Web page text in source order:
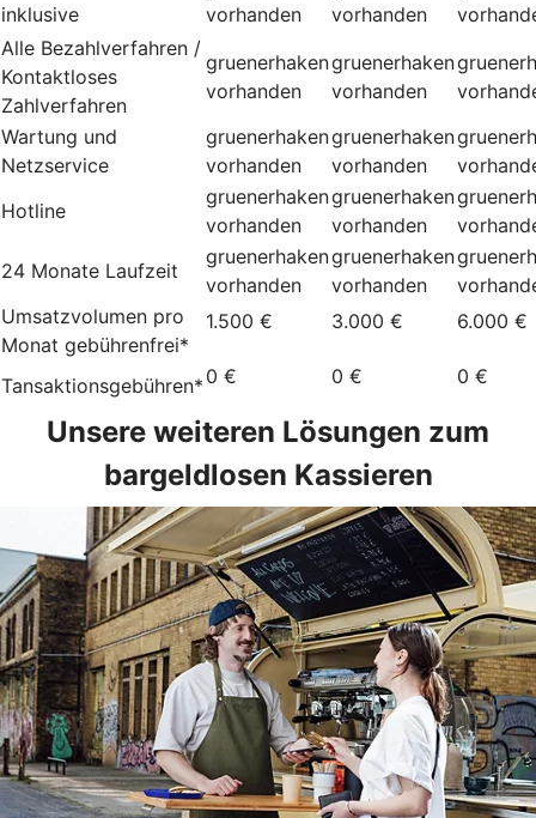
inklusive
vorhanden
vorhanden
Alle Bezahlverfahren /
Kontaktloses
Zahlverfahren
gruenerhaken
vorhanden
gruenerhaken
vorhanden
Wartung und
Netzservice
gruenerhaken
vorhanden
gruenerhaken
vorhanden
Hotline
gruenerhaken
vorhanden
gruenerhaken
vorhanden
24 Monate Laufzeit
gruenerhaken
vorhanden
gruenerhaken
vorhanden
Umsatzvolumen pro
Monat gebührenfrei*
1.500 € 3.000 € 6.000 €
Tansaktionsgebühren* 0 € 0 € 0 €
Unsere weiteren Lösungen zum
bargeldlosen Kassieren